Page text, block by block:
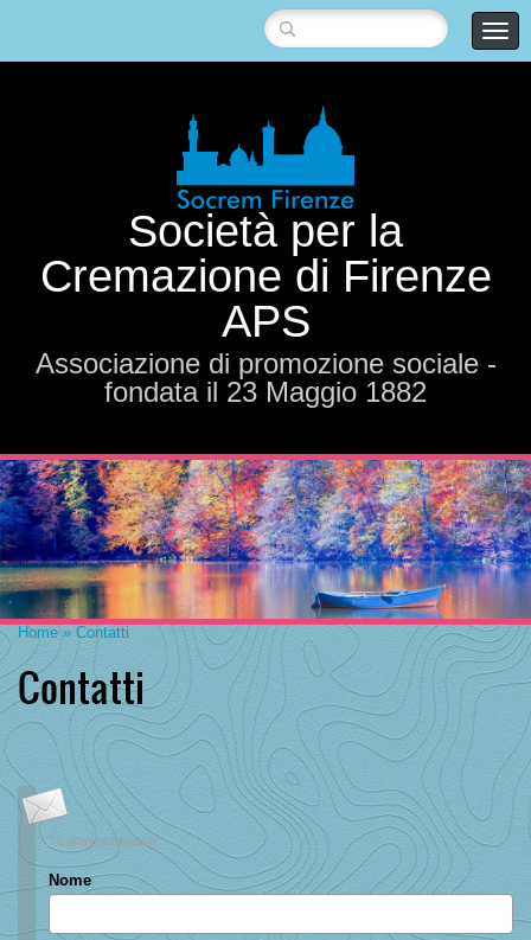
Società per la
Cremazione di Firenze
APS
Associazione di promozione sociale -
fondata il 23 Maggio 1882
Home » Contatti
Contatti
* Campi obbligatori
Nome